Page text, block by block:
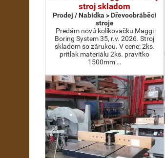
stroj skladom
Prodej / Nabídka > Dřevoobráběcí
stroje
Predám novú kolíkovačku Maggi
Boring System 35, r.v. 2026. Stroj
skladom so zárukou. V cene: 2ks.
prítlak materiálu 2ks. pravítko
1500mm …